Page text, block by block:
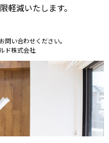
軽減いたします。
い合わせください。
ド株式会社